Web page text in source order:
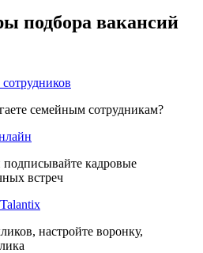
подбора вакансий
семейным сотрудникам?
подписывайте кадровые
встреч
настройте воронку,